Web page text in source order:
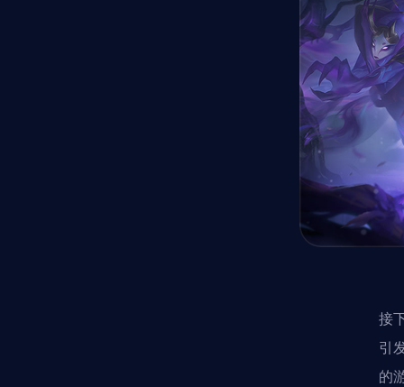
接
引
的